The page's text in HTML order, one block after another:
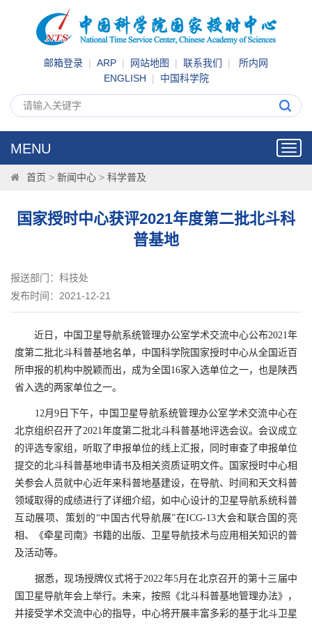
邮箱登录 | ARP | 网站地图 | 联系我们 | 所内网
ENGLISH | 中国科学院
MENU
首页 > 新闻中心 > 科学普及
国家授时中心获评2021年度第二批北斗科
普基地
报送部门：科技处
发布时间：2021-12-21
近日，中国卫星导航系统管理办公室学术交流中心公布2021年
度第二批北斗科普基地名单，中国科学院国家授时中心从全国近百
所申报的机构中脱颖而出，成为全国16家入选单位之一，也是陕西
省入选的两家单位之一。
12月9日下午，中国卫星导航系统管理办公室学术交流中心在
北京组织召开了2021年度第二批北斗科普基地评选会议。会议成立
的评选专家组，听取了申报单位的线上汇报，同时审查了申报单位
提交的北斗科普基地申请书及相关资质证明文件。国家授时中心相
关参会人员就中心近年来科普地基建设，在导航、时间和天文科普
领域取得的成绩进行了详细介绍，如中心设计的卫星导航系统科普
互动展项、策划的“中国古代导航展”在ICG-13大会和联合国的亮
相、《牵星司南》书籍的出版、卫星导航技术与应用相关知识的普
及活动等。
据悉，现场授牌仪式将于2022年5月在北京召开的第十三届中
国卫星导航年会上举行。未来，按照《北斗科普基地管理办法》，
并接受学术交流中心的指导，中心将开展丰富多彩的基于北斗卫星